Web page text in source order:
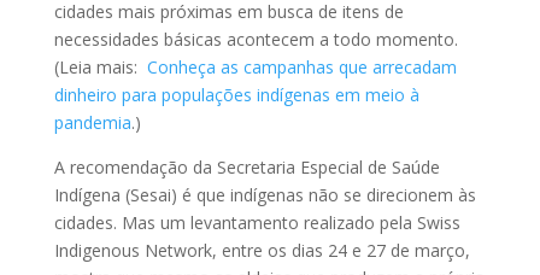
cidades mais próximas em busca de itens de
necessidades básicas acontecem a todo momento.
(Leia mais: Conheça as campanhas que arrecadam
dinheiro para populações indígenas em meio à
pandemia.)
A recomendação da Secretaria Especial de Saúde
Indígena (Sesai) é que indígenas não se direcionem às
cidades. Mas um levantamento realizado pela Swiss
Indigenous Network, entre os dias 24 e 27 de março,